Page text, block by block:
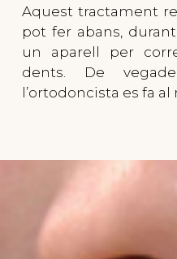
Aquest tractament
pot fer abans,
un aparell per
dents. De
l’ortodoncista es fa